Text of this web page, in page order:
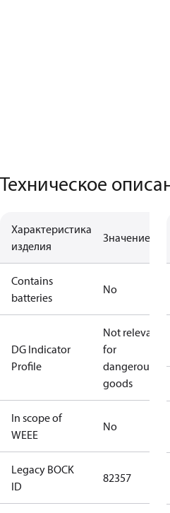
Техническое
Характеристика
изделия
Значение
Contains
batteries
No
DG Indicator
Profile
Not relevant
for
dangerous
goods
In scope of
WEEE
No
Legacy BOCK
ID
82357